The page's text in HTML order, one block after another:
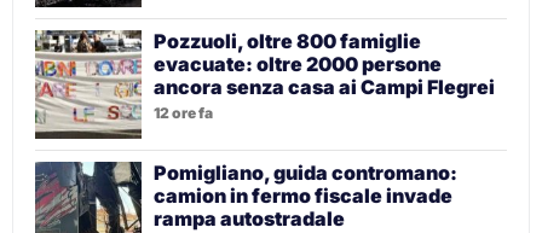
Pozzuoli, oltre 800 famiglie
evacuate: oltre 2000 persone
ancora senza casa ai Campi Flegrei
12 ore fa
Pomigliano, guida contromano:
camion in fermo fiscale invade
rampa autostradale